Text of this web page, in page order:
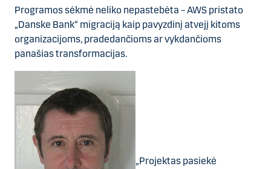
Programos sėkmė neliko nepastebėta – AWS pristato
„Danske Bank“ migraciją kaip pavyzdinį atvejį kitoms
organizacijoms, pradedančioms ar vykdančioms
panašias transformacijas.
„Projektas pasiekė